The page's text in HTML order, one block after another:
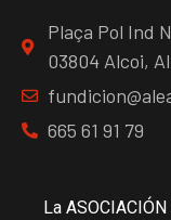
Plaça Pol Ind
03804 Alcoi,
665 61 91 79
La